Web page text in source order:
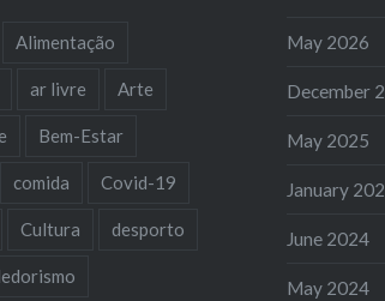
Alimentação
ar livre Arte
Bem-Estar
comida Covid-19
Cultura desporto
May 2026
December
May 2025
January
June 2024
May 2024